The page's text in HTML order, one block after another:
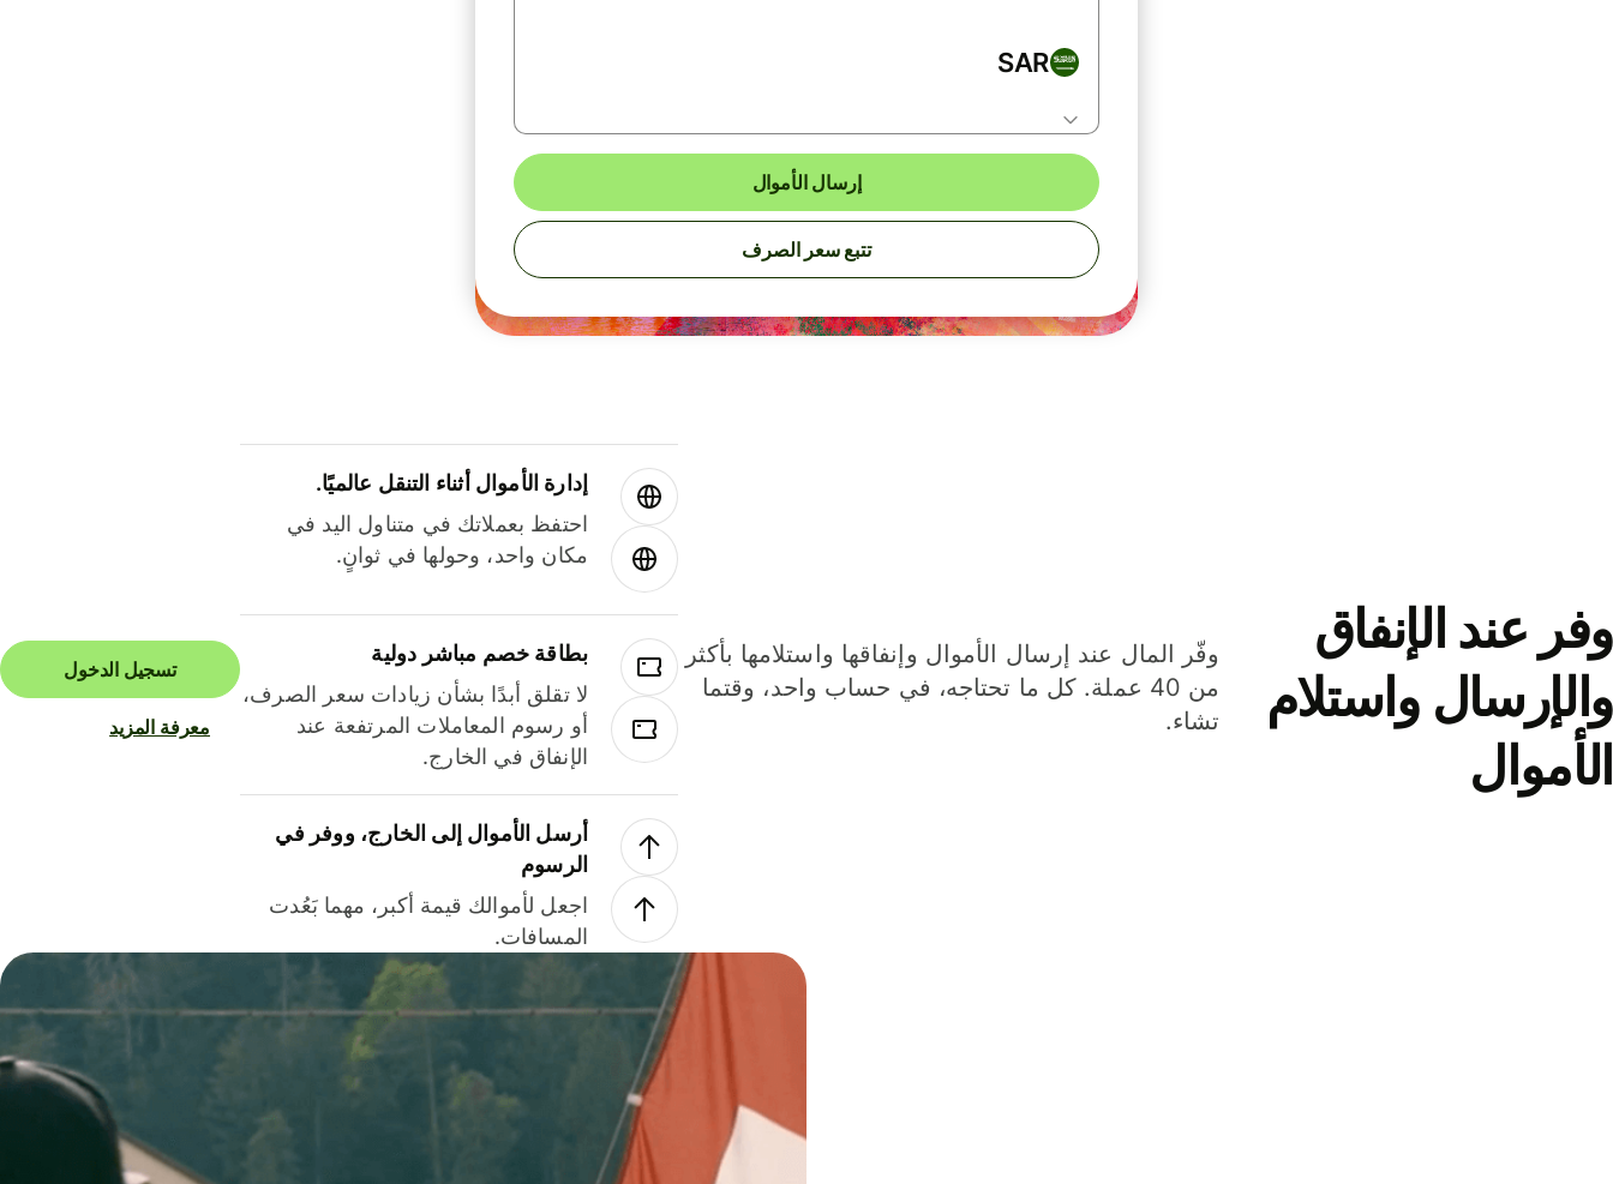
SAR
إرسال الأموال
تتبع سعر الصرف
وفر عند الإنفاق
والإرسال واستلام
الأموال
وفّر المال عند إرسال الأموال وإنفاقها واستلامها بأكثر
من 40 عملة. كل ما تحتاجه، في حساب واحد، وقتما
تشاء.
إدارة الأموال أثناء التنقل عالميًا.
احتفظ بعملاتك في متناول اليد في
مكان واحد، وحولها في ثوانٍ.
بطاقة خصم مباشر دولية
لا تقلق أبدًا بشأن زيادات سعر الصرف،
أو رسوم المعاملات المرتفعة عند
الإنفاق في الخارج.
أرسل الأموال إلى الخارج، ووفر في
الرسوم
اجعل لأموالك قيمة أكبر، مهما بَعُدت
المسافات.
تسجيل الدخول
معرفة المزيد